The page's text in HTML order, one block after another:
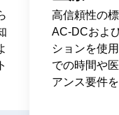
高信頼性の
AC-DCおよ
ションを使
での時間や
アンス要件